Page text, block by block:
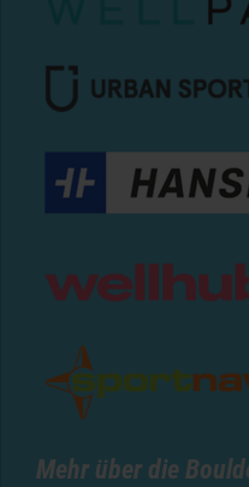
Mehr über die